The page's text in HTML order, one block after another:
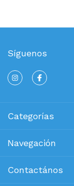
Síguenos
Categorías
Navegación
Contactános